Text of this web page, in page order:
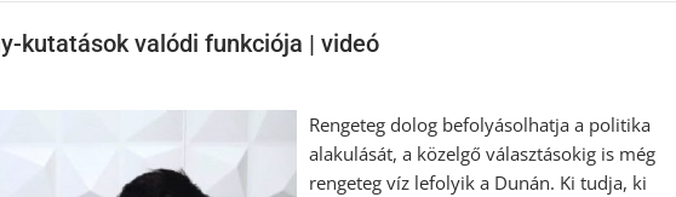
kutatások valódi funkciója | videó
Rengeteg dolog befolyásolhatja a politika
alakulását, a közelgő választásokig is még
rengeteg víz lefolyik a Dunán. Ki tudja, ki